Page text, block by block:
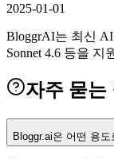
2025-01-01
BloggrAI는 최신 AI
Sonnet 4.6 등을
자주 묻는
Bloggr.ai은 어떤 용